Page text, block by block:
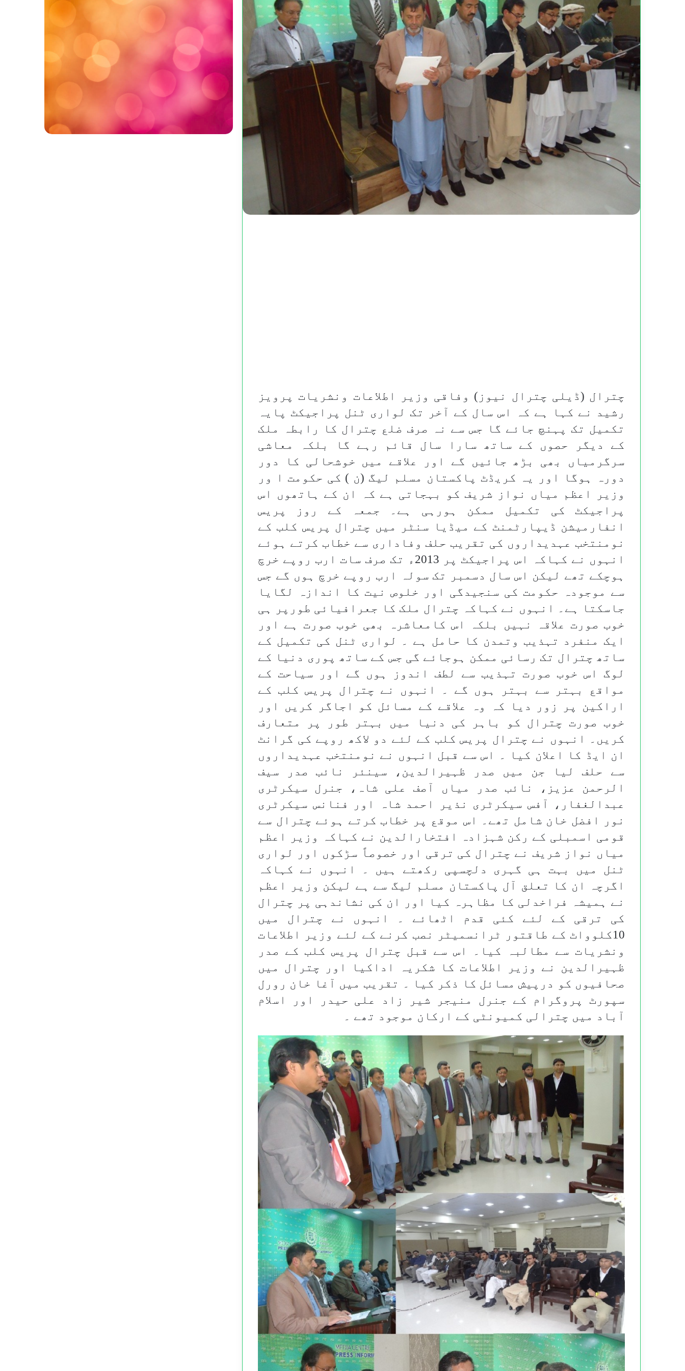
چترال (ڈیلی چترال نیوز) وفاقی وزیر اطلاعات ونشریات پرویز
رشید نے کہا ہے کہ اس سال کے آخر تک لواری ٹنل پراجیکٹ پایہ
تکمیل تک پہنچ جائے گا جس سے نہ صرف ضلع چترال کا رابطہ ملک
کے دیگر حصوں کے ساتھ سارا سال قائم رہے گا بلکہ معاشی
سرگرمیاں بھی بڑھ جائیں گے اور علاقے میں خوشحالی کا دور
دورہ ہوگا اور یہ کریڈٹ پاکستان مسلم لیگ (ن ) کی حکومت ا ور
وزیر اعظم میاں نواز شریف کو بہجاتی ہے کہ ان کے ہاتھوں اس
پراجیکٹ کی تکمیل ممکن ہورہی ہے۔ جمعہ کے روز پریس
انفارمیشن ڈیپارٹمنٹ کے میڈیا سنٹر میں چترال پریس کلب کے
نومنتخب عہدیداروں کی تقریب حلف وفاداری سے خطاب کرتے ہوئے
انہوں نے کہاکہ اس پراجیکٹ پر 2013ء تک صرف سات ارب روپے خرچ
ہوچکے تھے لیکن اس سال دسمبر تک سولہ ارب روپے خرچ ہوں گے جس
سے موجودہ حکومت کی سنجیدگی اور خلوص نیت کا اندازہ لگایا
جاسکتا ہے۔ انہوں نے کہاکہ چترال ملک کا جعرافیائی طورپر ہی
خوب صورت علاقہ نہیں بلکہ اس کامعاشرہ بھی خوب صورت ہے اور
ایک منفرد تہذیب وتمدن کا حامل ہے ۔ لواری ٹنل کی تکمیل کے
ساتھ چترال تک رسائی ممکن ہوجائے گی جس کے ساتھ پوری دنیا کے
لوگ اس خوب صورت تہذیب سے لطف اندوز ہوں گے اور سیاحت کے
مواقع بہتر سے بہتر ہوں گے ۔ انہوں نے چترال پریس کلب کے
اراکین پر زور دیا کہ وہ علاقے کے مسائل کو اجاگر کریں اور
خوب صورت چترال کو باہر کی دنیا میں بہتر طور پر متعارف
کریں۔ انہوں نے چترال پریس کلب کے لئے دو لاکھ روپے کی گرانٹ
ان ایڈ کا اعلان کیا ۔ اس سے قبل انہوں نے نومنتخب عہدیداروں
سے حلف لیا جن میں صدر ظہیرالدین، سینئر نائب صدر سیف
الرحمن عزیز، نائب صدر میاں آصف علی شاہ، جنرل سیکرٹری
عبدالغفار، آفس سیکرٹری نذیر احمد شاہ اور فنانس سیکرٹری
نور افضل خان شامل تھے۔ اس موقع پر خطاب کرتے ہوئے چترال سے
قومی اسمبلی کے رکن شہزادہ افتخارالدین نے کہاکہ وزیر اعظم
میاں نواز شریف نے چترال کی ترقی اور خصوصاً سڑکوں اور لواری
ٹنل میں بہت ہی گہری دلچسپی رکھتے ہیں ۔ انہوں نے کہاکہ
اگرچہ ان کا تعلق آل پاکستان مسلم لیگ سے ہے لیکن وزیر اعظم
نے ہمیشہ فراخدلی کا مظاہرہ کیا اور ان کی نشاندہی پر چترال
کی ترقی کے لئے کئی قدم اٹھائے ۔ انہوں نے چترال میں
10کلوواٹ کے طاقتور ٹرانسمیٹر نصب کرنے کے لئے وزیر اطلاعات
ونشریات سے مطالبہ کیا۔ اس سے قبل چترال پریس کلب کے صدر
ظہیرالدین نے وزیر اطلاعات کا شکریہ اداکیا اور چترال میں
صحافیوں کو درپیش مسائل کا ذکر کیا ۔ تقریب میں آغا خان رورل
سپورٹ پروگرام کے جنرل منیجر شیر زاد علی حیدر اور اسلام
آباد میں چترالی کمیونٹی کے ارکان موجود تھے ۔